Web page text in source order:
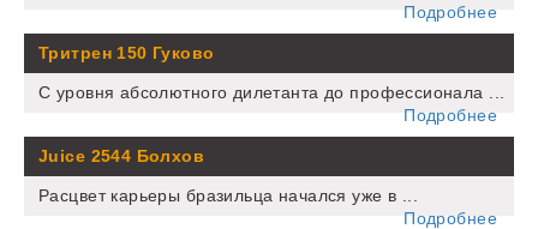
Подробнее
Тритрен 150 Гуково
С уровня абсолютного дилетанта до профессионала ...
Подробнее
Juice 2544 Болхов
Расцвет карьеры бразильца начался уже в ...
Подробнее